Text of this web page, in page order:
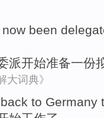
been
派开始准备一份
大词典》
to Germany